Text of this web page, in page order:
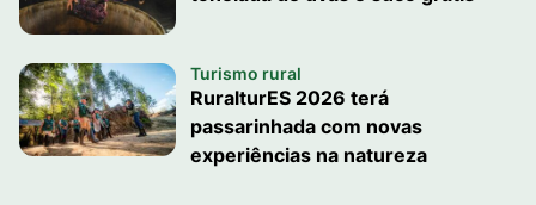
Turismo rural
RuralturES 2026 terá
passarinhada com novas
experiências na natureza